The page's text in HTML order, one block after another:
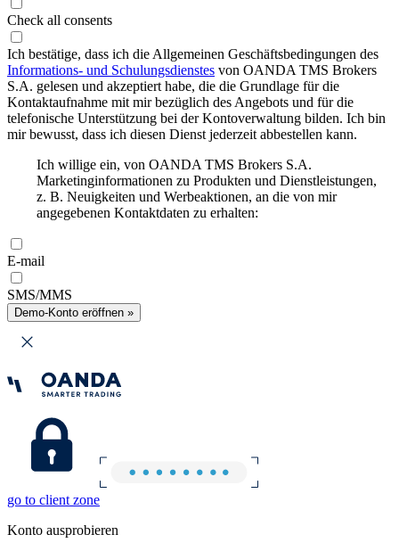
Check all consents
Ich bestätige, dass ich die Allgemeinen Geschäftsbedingungen des
Informations- und Schulungsdienstes von OANDA TMS Brokers
S.A. gelesen und akzeptiert habe, die die Grundlage für die
Kontaktaufnahme mit mir bezüglich des Angebots und für die
telefonische Unterstützung bei der Kontoverwaltung bilden. Ich bin
mir bewusst, dass ich diesen Dienst jederzeit abbestellen kann.
Ich willige ein, von OANDA TMS Brokers S.A.
Marketinginformationen zu Produkten und Dienstleistungen,
z. B. Neuigkeiten und Werbeaktionen, an die von mir
angegebenen Kontaktdaten zu erhalten:
E-mail
SMS/MMS
Demo-Konto eröffnen »
go to client zone
Konto ausprobieren